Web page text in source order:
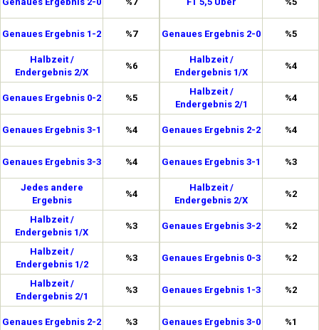
Genaues Ergebnis 1-2 %7
Halbzeit /
Endergebnis 2/X
%6
Genaues Ergebnis 0-2 %5
Genaues Ergebnis 3-1 %4
Genaues Ergebnis 3-3 %4
Jedes andere
Ergebnis
%4
Halbzeit /
Endergebnis 1/X
%3
Halbzeit /
Endergebnis 1/2
%3
Halbzeit /
Endergebnis 2/1
%3
Genaues Ergebnis 2-2 %3
Genaues Ergebnis 2-0 %5
Halbzeit /
Endergebnis 1/X
%4
Halbzeit /
Endergebnis 2/1
%4
Genaues Ergebnis 2-2 %4
Genaues Ergebnis 3-1 %3
Halbzeit /
Endergebnis 2/X
%2
Genaues Ergebnis 3-2 %2
Genaues Ergebnis 0-3 %2
Genaues Ergebnis 1-3 %2
Genaues Ergebnis 3-0 %1